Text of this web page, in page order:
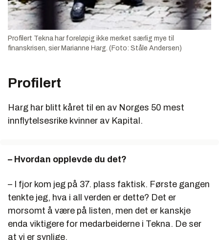
Profilert Tekna har foreløpig ikke merket særlig mye til
finanskrisen, sier Marianne Harg. (Foto: Ståle Andersen)
Profilert
Harg har blitt kåret til en av Norges 50 mest
innflytelsesrike kvinner av Kapital.
– Hvordan opplevde du det?
– I fjor kom jeg på 37. plass faktisk. Første gangen
tenkte jeg, hva i all verden er dette? Det er
morsomt å være på listen, men det er kanskje
enda viktigere for medarbeiderne i Tekna. De ser
at vi er synlige.